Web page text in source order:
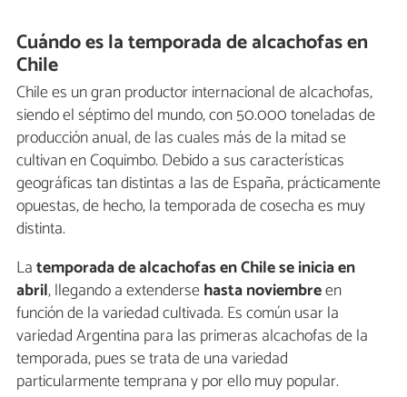
Cuándo es la temporada de alcachofas en
Chile
Chile es un gran productor internacional de alcachofas,
siendo el séptimo del mundo, con 50.000 toneladas de
producción anual, de las cuales más de la mitad se
cultivan en Coquimbo. Debido a sus características
geográficas tan distintas a las de España, prácticamente
opuestas, de hecho, la temporada de cosecha es muy
distinta.
Latemporada de alcachofas en Chile se inicia en
abril, llegando a extendersehasta noviembreen
función de la variedad cultivada. Es común usar la
variedad Argentina para las primeras alcachofas de la
temporada, pues se trata de una variedad
particularmente temprana y por ello muy popular.